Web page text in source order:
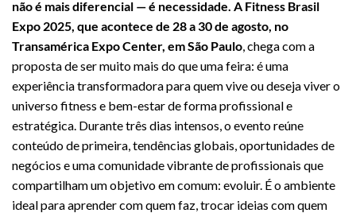
não é mais diferencial — é necessidade. A Fitness Brasil
Expo 2025, que acontece de 28 a 30 de agosto, no
Transamérica Expo Center, em São Paulo , chega com a
proposta de ser muito mais do que uma feira: é uma
experiência transformadora para quem vive ou deseja viver o
universo fitness e bem-estar de forma profissional e
estratégica. Durante três dias intensos, o evento reúne
conteúdo de primeira, tendências globais, oportunidades de
negócios e uma comunidade vibrante de profissionais que
compartilham um objetivo em comum: evoluir. É o ambiente
ideal para aprender com quem faz, trocar ideias com quem